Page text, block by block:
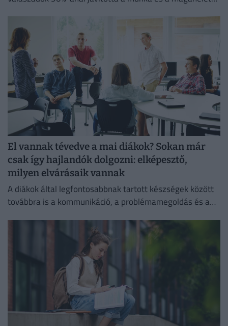
El vannak tévedve a mai diákok? Sokan már
csak így hajlandók dolgozni: elképesztő,
milyen elvárásaik vannak
A diákok által legfontosabbnak tartott készségek között
továbbra is a kommunikáció, a problémamegoldás és a